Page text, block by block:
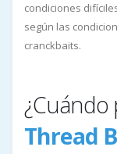
condiciones
según las
cranckbaits.
¿Cuándo
Thread